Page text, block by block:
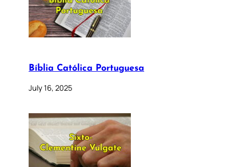
Bíblia Católica Portuguesa
July 16, 2025